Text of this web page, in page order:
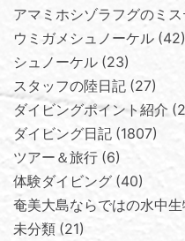
アマミホシゾラフグのミ
ウミガメシュノーケル 42
シュノーケル 23
スタッフの陸日記 27
ダイビングポイント紹介
ダイビング日記 1807
ツアー＆旅行 6
体験ダイビング 40
奄美大島ならではの水中
未分類 21